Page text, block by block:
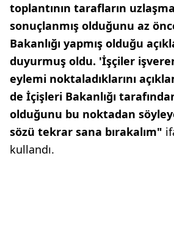
toplantının tarafların
sonuçlanmış olduğunu az
Bakanlığı yapmış olduğu
duyurmuş oldu. 'İşçiler
eylemi noktaladıklarını
de İçişleri Bakanlığı
olduğunu bu noktadan
sözü tekrar sana bırakalım"
kullandı.